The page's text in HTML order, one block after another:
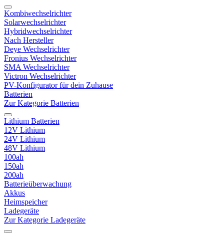
Kombiwechselrichter
Solarwechselrichter
Hybridwechselrichter
Nach Hersteller
Deye Wechselrichter
Fronius Wechselrichter
SMA Wechselrichter
Victron Wechselrichter
PV-Konfigurator für dein Zuhause
Batterien
Zur Kategorie Batterien
Lithium Batterien
12V Lithium
24V Lithium
48V Lithium
100ah
150ah
200ah
Batterieüberwachung
Akkus
Heimspeicher
Ladegeräte
Zur Kategorie Ladegeräte